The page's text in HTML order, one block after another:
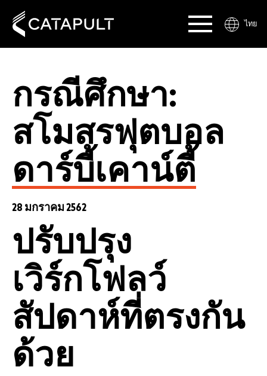
ไทย
กรณีศึกษา:
สโมสรฟุตบอล
ดาร์บี้เคาน์ตี้
28 มกราคม 2562
ปรับปรุง
เวิร์กโฟลว์
สัปดาห์ที่ตรงกัน
ด้วย